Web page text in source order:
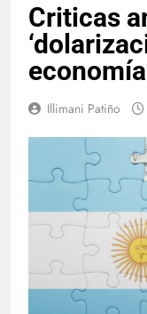
Criticas
Illimani Patiño